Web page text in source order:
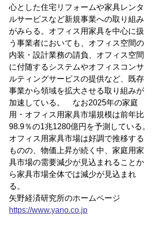
心とした住宅リフォームや家具レンタ
ルサービスなど新規事業への取り組み
がみらる。オフィス用家具を中心に扱
う事業者においても、オフィス空間の
内装・設計業務の請負、オフィス空間
に付随するシステムやオフィスコンサ
ルティングサービスの提供など、既存
事業から領域を拡大させる取り組みが
加速している。　なお2025年の家庭
用・オフィス用家具市場規模は前年比
98.9％の1兆1280億円を予測している。
オフィス用家具市場は好調で推移する
ものの、物価上昇が続く中、家庭用家
具市場の需要減少が見込まれることか
ら家具市場全体では減少が見込まれ
る。
矢野経済研究所のホームページ
https://www.yano.co.jp